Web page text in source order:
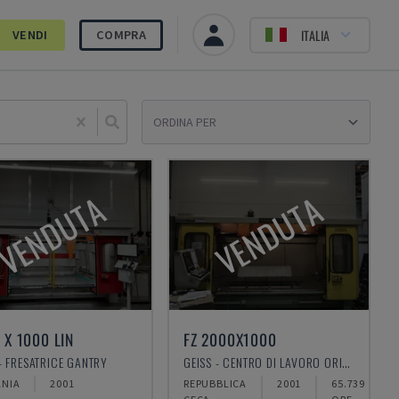
VENDI COMPRA ITALIA
1000 LIN
FRESATRICE GANTRY
2001
VENDUTA
FZ 2000X1000
GEISS - CENTRO DI LAVORO ORIZZONTALE
REPUBBLICA
2001
65.739